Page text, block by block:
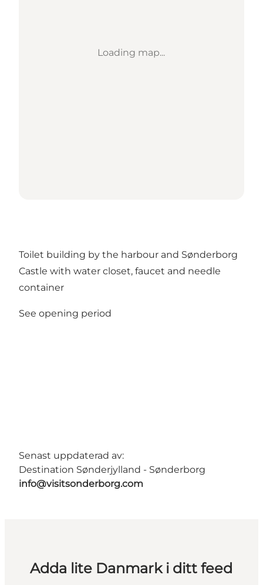
Loading map...
Toilet building by the harbour and Sønderborg
Castle with water closet, faucet and needle
container
See opening period
Senast uppdaterad av:
Destination Sønderjylland - Sønderborg
info@visitsonderborg.com
Adda lite Danmark i ditt feed